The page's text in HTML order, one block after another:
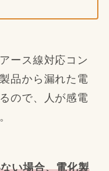
ース線対応コン
品から漏れた電
ので、人が感電
い場合、電化製